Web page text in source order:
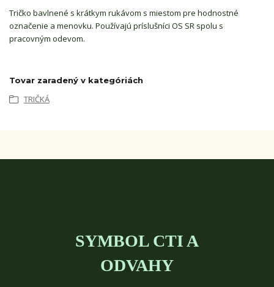
Tričko bavlnené s krátkym rukávom s miestom pre hodnostné
označenie a menovku. Používajú príslušníci OS SR spolu s
pracovným odevom.
Tovar zaradený v kategóriách
TRIČKÁ
SYMBOL CTI A
ODVAHY